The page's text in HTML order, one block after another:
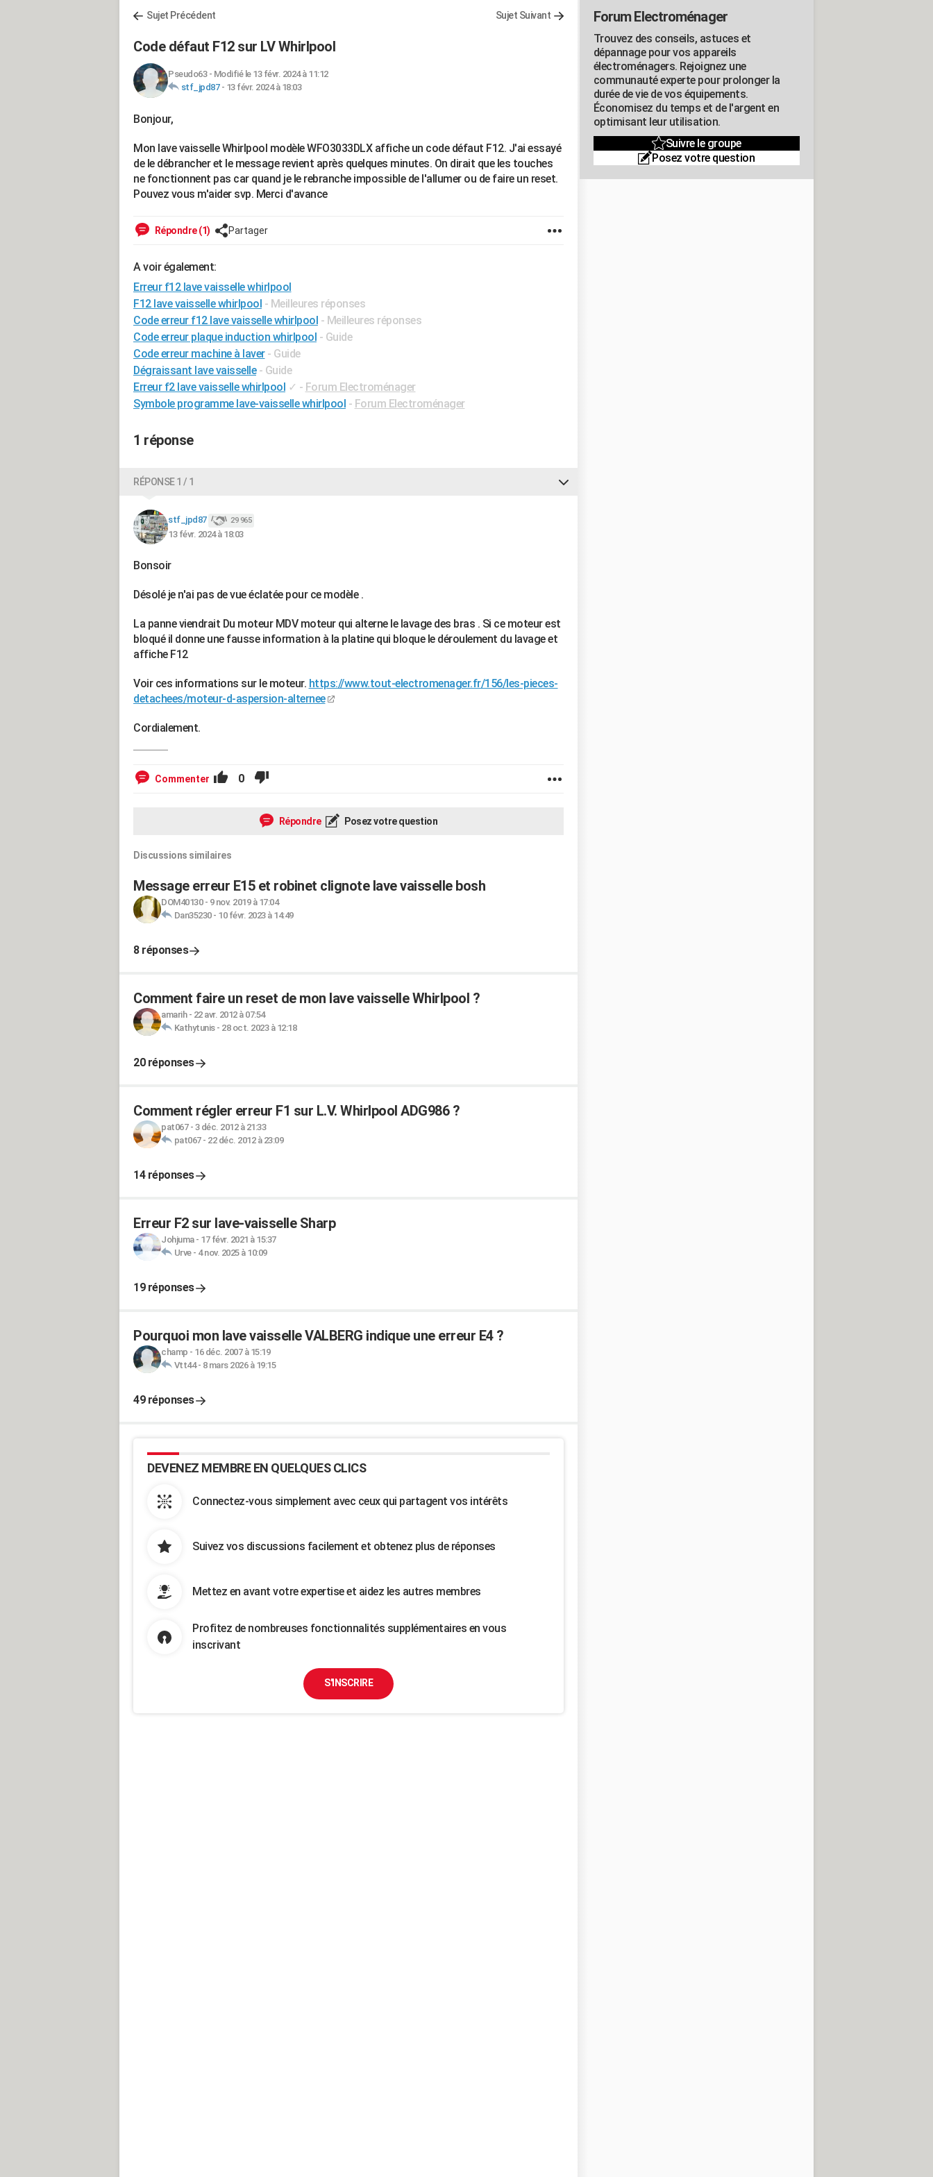
Sujet Précédent Sujet Suivant
Code défaut F12 sur LV Whirlpool
Pseudo63- Modifié le 13 févr. 2024 à 11:12
stf_jpd87- 13 févr. 2024 à 18:03
Bonjour,
Mon lave vaisselle Whirlpool modèle WFO3033DLX affiche un code défaut F12. J'ai essayé
de le débrancher et le message revient après quelques minutes. On dirait que les touches
ne fonctionnent pas car quand je le rebranche impossible de l'allumer ou de faire un reset.
Pouvez vous m'aider svp. Merci d'avance
Répondre (1) Partager
A voir également:
Erreur f12 lave vaisselle whirlpool
F12 lave vaisselle whirlpool - Meilleures réponses
Code erreur f12 lave vaisselle whirlpool - Meilleures réponses
Code erreur plaque induction whirlpool - Guide
Code erreur machine à laver - Guide
Dégraissant lave vaisselle - Guide
Erreur f2 lave vaisselle whirlpool ✓ - Forum Electroménager
Symbole programme lave-vaisselle whirlpool - Forum Electroménager
1 réponse
RÉPONSE 1 / 1
stf_jpd87 29 965
13 févr. 2024 à 18:03
Bonsoir
Désolé je n'ai pas de vue éclatée pour ce modèle .
La panne viendrait Du moteur MDV moteur qui alterne le lavage des bras . Si ce moteur est
bloqué il donne une fausse information à la platine qui bloque le déroulement du lavage et
affiche F12
Voir ces informations sur le moteur. https://www.tout-electromenager.fr/156/les-pieces-
detachees/moteur-d-aspersion-alternee
Cordialement.
Commenter 0
Répondre Posez votre question
Discussions similaires
Message erreur E15 et robinet clignote lave vaisselle bosh
DOM40130- 9 nov. 2019 à 17:04
Dan35230- 10 févr. 2023 à 14:49
8 réponses
Comment faire un reset de mon lave vaisselle Whirlpool ?
amarih- 22 avr. 2012 à 07:54
Kathytunis- 28 oct. 2023 à 12:18
20 réponses
Comment régler erreur F1 sur L.V. Whirlpool ADG986 ?
pat067- 3 déc. 2012 à 21:33
pat067- 22 déc. 2012 à 23:09
14 réponses
Erreur F2 sur lave-vaisselle Sharp
Johjuma- 17 févr. 2021 à 15:37
Urve- 4 nov. 2025 à 10:09
19 réponses
Pourquoi mon lave vaisselle VALBERG indique une erreur E4 ?
champ - 16 déc. 2007 à 15:19
Vtt44- 8 mars 2026 à 19:15
49 réponses
DEVENEZ MEMBRE EN QUELQUES CLICS
Connectez-vous simplement avec ceux qui partagent vos intérêts
Suivez vos discussions facilement et obtenez plus de réponses
Mettez en avant votre expertise et aidez les autres membres
Profitez de nombreuses fonctionnalités supplémentaires en vous
inscrivant
S'INSCRIRE
Forum Electroménager
Trouvez des conseils, astuces et
dépannage pour vos appareils
électroménagers. Rejoignez une
communauté experte pour prolonger la
durée de vie de vos équipements.
Économisez du temps et de l'argent en
optimisant leur utilisation.
Suivre le groupe
Posez votre question